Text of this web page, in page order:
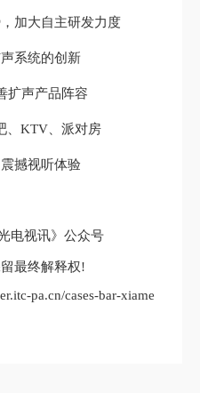
加大自主研发力度
系统的创新
扩声产品阵容
、KTV、派对房
撼视听体验
电视讯》公众号
最终解释权!
pa.cn/cases-bar-xiame